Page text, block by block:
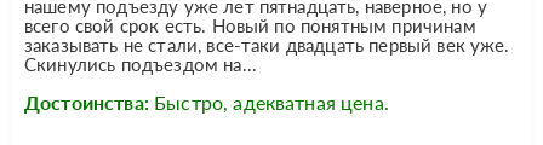
нашему подъезду уже лет пятнадцать, наверное, но у
всего свой срок есть. Новый по понятным причинам
заказывать не стали, все-таки двадцать первый век уже.
Скинулись подъездом на...
Достоинства: Быстро, адекватная цена.